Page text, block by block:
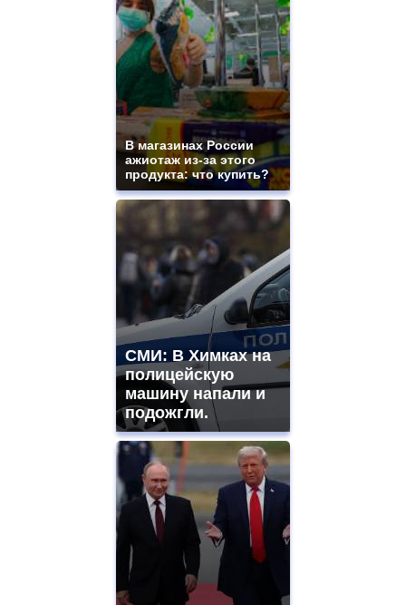
В магазинах России
ажиотаж из-за этого
продукта: что купить?
СМИ: В Химках на
полицейскую
машину напали и
подожгли.